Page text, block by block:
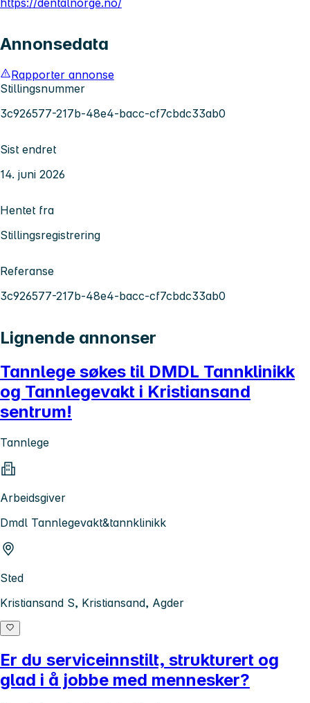
Annonsedata
Rapporter annonse
Stillingsnummer
3c926577-217b-48e4-bacc-cf7cbdc33ab0
Sist endret
14. juni 2026
Hentet fra
Stillingsregistrering
Referanse
3c926577-217b-48e4-bacc-cf7cbdc33ab0
Lignende annonser
Tannlege søkes til DMDL Tannklinikk
og Tannlegevakt i Kristiansand
sentrum!
Tannlege
Arbeidsgiver
Dmdl Tannlegevakt&tannklinikk
Sted
Kristiansand S, Kristiansand, Agder
Er du serviceinnstilt, strukturert og
glad i å jobbe med mennesker?